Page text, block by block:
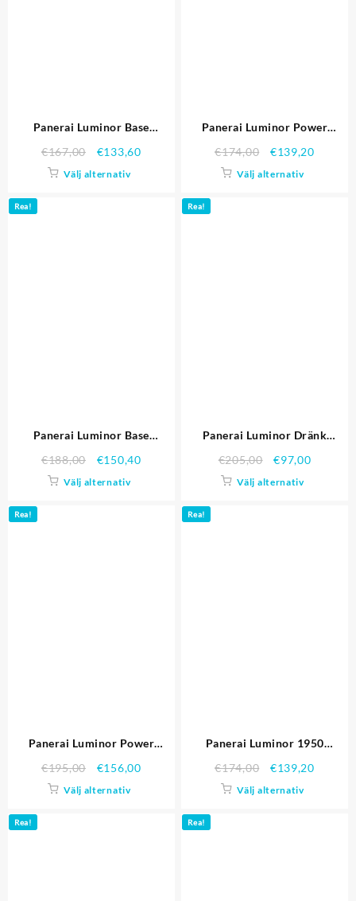
Panerai Luminor Base
€167,00 €133,60
Välj alternativ
Panerai Luminor Power
€174,00 €139,20
Välj alternativ
Rea!
Panerai Luminor Base
€188,00 €150,40
Välj alternativ
Rea!
Panerai Luminor Dränk
€205,00 €97,00
Välj alternativ
Rea!
Panerai Luminor Power
€195,00 €156,00
Välj alternativ
Rea!
Panerai Luminor 1950
€174,00 €139,20
Välj alternativ
Rea! Rea!